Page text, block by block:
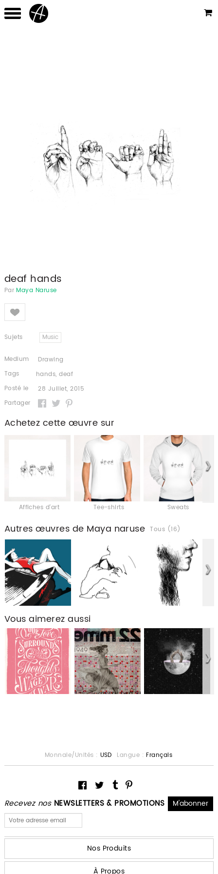
deaf hands
Par Maya Naruse
Like
Sujets Music
Medium
Drawing
Tags
hands,deaf
Posté le
28 Juillet, 2015
Partager
Achetez cette œuvre sur
Affiches d'art Tee-shirts Sweats
Autres œuvres de Maya naruse Tous (16)
Vous aimerez aussi
Recevez nos NEWSLETTERS & PROMOTIONS
Monnaie/Unités : USD Langue : Français
Nos Produits
À Propos